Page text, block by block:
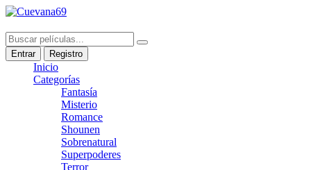
Entrar Registro
Inicio
Categorías
Fantasía
Misterio
Romance
Shounen
Sobrenatural
Superpoderes
Terror